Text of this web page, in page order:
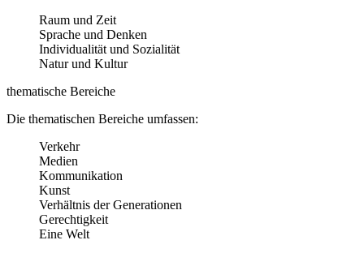
Raum und Zeit
Sprache und Denken
Individualität und Sozialität
Natur und Kultur
thematische Bereiche
Die thematischen Bereiche umfassen:
Verkehr
Medien
Kommunikation
Kunst
Verhältnis der Generationen
Gerechtigkeit
Eine Welt